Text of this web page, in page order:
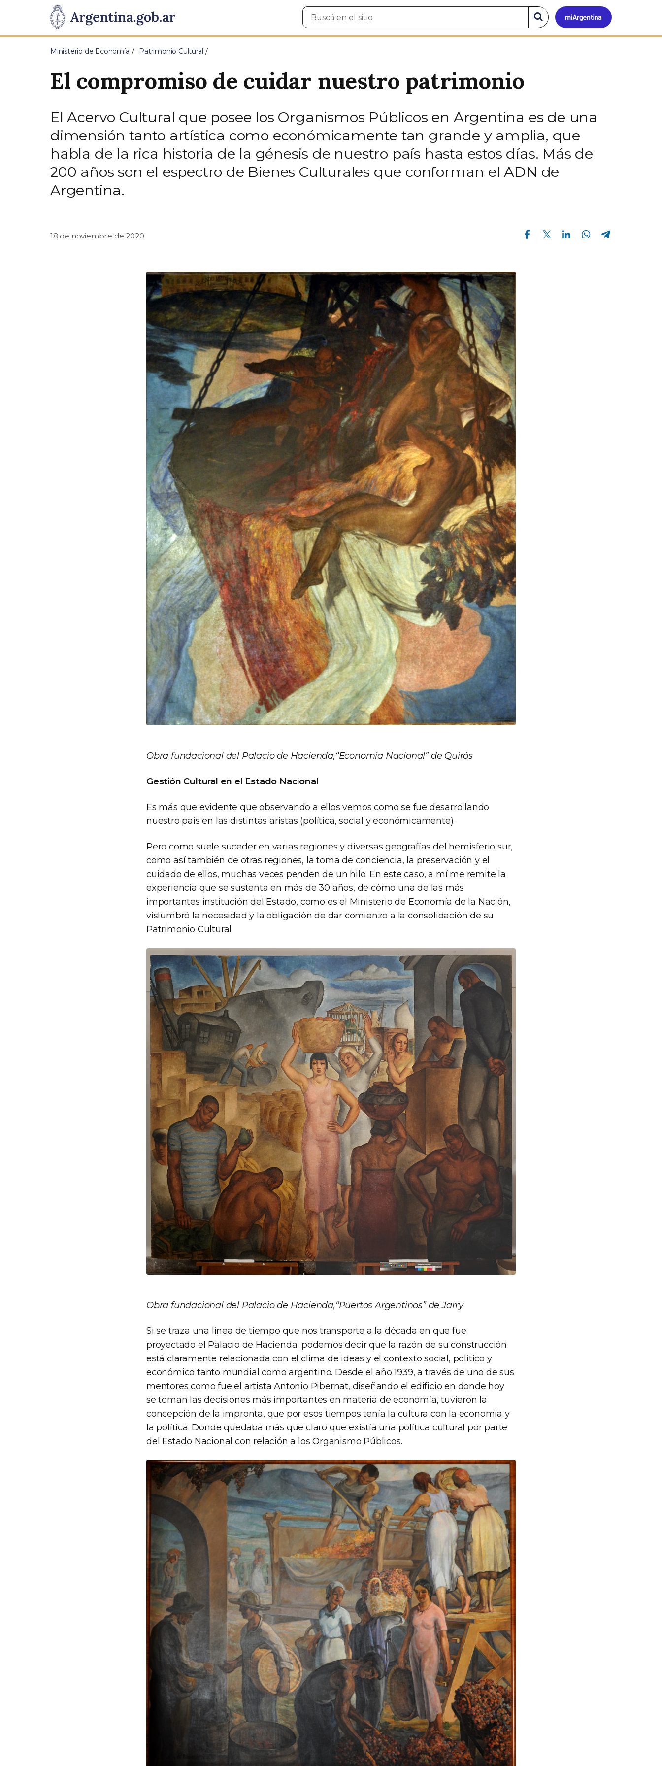
Presidencia
de
Pasar al contenido principal
Mi
Buscar
en
Buscar
en
el
Ministerio de Economía Patrimonio Cultural
El compromiso de cuidar nuestro patrimonio
El Acervo Cultural que posee los Organismos Públicos en Argentina es de una
dimensión tanto artística como económicamente tan grande y amplia, que
habla de la rica historia de la génesis de nuestro país hasta estos días. Más de
200 años son el espectro de Bienes Culturales que conforman el ADN de
Argentina.
18 de noviembre de 2020
Compartir en Facebook Compartir en Twitter Compartir en Linkedin Compartir en Whatsapp
Obra fundacional del Palacio de Hacienda,“Economía Nacional” de Quirós
Gestión Cultural en el Estado Nacional
Es más que evidente que observando a ellos vemos como se fue desarrollando
nuestro país en las distintas aristas (política, social y económicamente).
Pero como suele suceder en varias regiones y diversas geografías del hemisferio sur,
como así también de otras regiones, la toma de conciencia, la preservación y el
cuidado de ellos, muchas veces penden de un hilo. En este caso, a mí me remite la
experiencia que se sustenta en más de 30 años, de cómo una de las más
importantes institución del Estado, como es el Ministerio de Economía de la Nación,
vislumbró la necesidad y la obligación de dar comienzo a la consolidación de su
Patrimonio Cultural.
Obra fundacional del Palacio de Hacienda,“Puertos Argentinos” de Jarry
Si se traza una línea de tiempo que nos transporte a la década en que fue
proyectado el Palacio de Hacienda, podemos decir que la razón de su construcción
está claramente relacionada con el clima de ideas y el contexto social, político y
económico tanto mundial como argentino. Desde el año 1939, a través de uno de sus
mentores como fue el artista Antonio Pibernat, diseñando el edificio en donde hoy
se toman las decisiones más importantes en materia de economía, tuvieron la
concepción de la impronta, que por esos tiempos tenía la cultura con la economía y
la política. Donde quedaba más que claro que existía una política cultural por parte
del Estado Nacional con relación a los Organismo Públicos.